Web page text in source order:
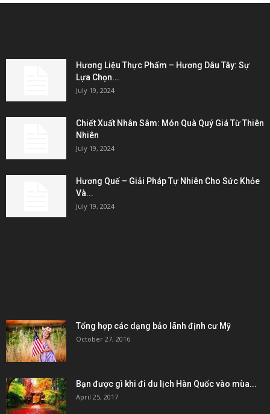
Hương Liệu Thực Phẩm – Hương Dâu Tây: Sự
Lựa Chọn...
July 19, 2024
Chiết Xuất Nhân Sâm: Món Quà Quý Giá Từ Thiên
Nhiên
July 19, 2024
Hương Quế – Giải Pháp Tự Nhiên Cho Sức Khỏe
Và...
July 19, 2024
Tổng hợp các dạng bảo lãnh định cư Mỹ
October 27, 2016
Bạn được gì khi đi du lịch Hàn Quốc vào mùa...
April 25, 2017